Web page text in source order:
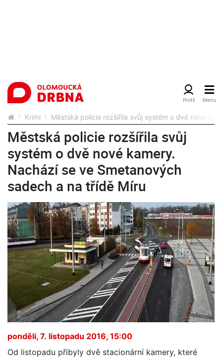
Krimi Městská policie rozšířila svůj systém o dvě nové
Městská policie rozšířila svůj
systém o dvě nové kamery.
Nachází se ve Smetanových
sadech a na třídě Míru
pondělí, 7. listopadu 2016, 15:00
Od listopadu přibyly dvě stacionární kamery, které